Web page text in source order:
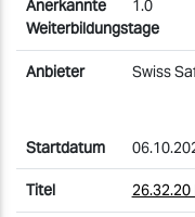
1.0
Swiss